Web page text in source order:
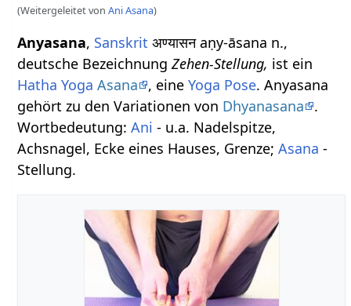
(Weitergeleitet vonAni Asana)
Anyasana, Sanskrit अण्यासन aṇy-āsana n.,
deutsche BezeichnungZehen-Stellung, ist ein
Hatha Yoga Asana , eineYoga Pose. Anyasana
gehört zu den Variationen von Dhyanasana
.
Wortbedeutung:Ani - u.a. Nadelspitze,
Achsnagel, Ecke eines Hauses, Grenze;Asana -
Stellung.